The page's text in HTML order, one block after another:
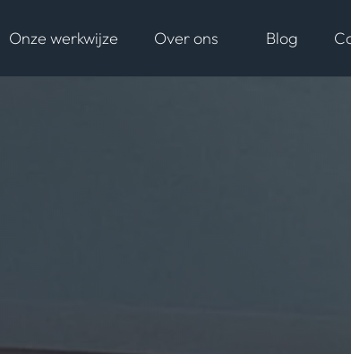
Onze werkwijze Over ons Blog